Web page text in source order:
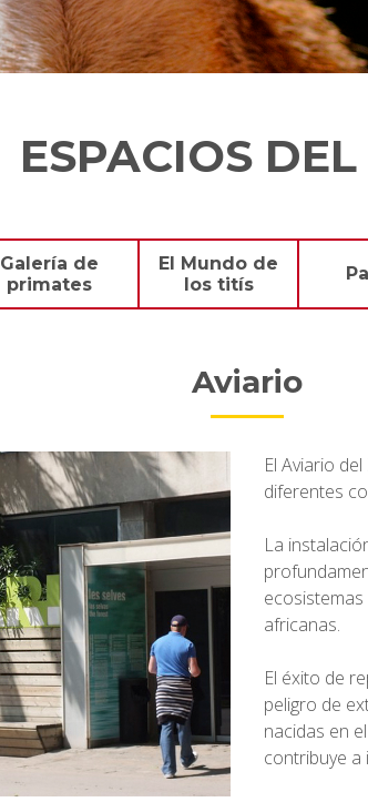
ESPACIOS
Galería de
primates
El Mundo de
los titís
Aviario
El Aviario
diferentes
La
africanas.
El éxito de
peligro de
nacidas en
contribuye a